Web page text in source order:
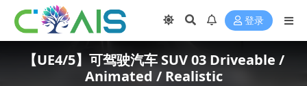
登录
【UE4/5】可驾驶汽车 SUV 03 Driveable /
Animated / Realistic